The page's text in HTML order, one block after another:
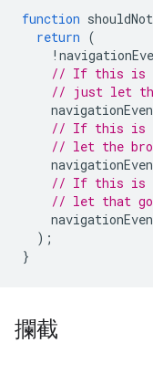
function
return (
!
// If this is
// just let the
// If this is a
// let the
// If this is a
// let that
);
}
攔截